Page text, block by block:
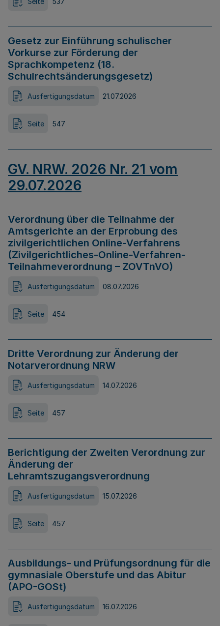
Gesetz zur Einführung schulischer
Vorkurse zur Förderung der
Sprachkompetenz (18.
Schulrechtsänderungsgesetz)
Ausfertigungsdatum 21.07.2026
Seite 547
GV. NRW. 2026 Nr. 21 vom
29.07.2026
Verordnung über die Teilnahme der
Amtsgerichte an der Erprobung des
zivilgerichtlichen Online-Verfahrens
(Zivilgerichtliches-Online-Verfahren-
Teilnahmeverordnung – ZOVTnVO)
Ausfertigungsdatum 08.07.2026
Seite 454
Dritte Verordnung zur Änderung der
Notarverordnung NRW
Ausfertigungsdatum 14.07.2026
Seite 457
Berichtigung der Zweiten Verordnung zur
Änderung der
Lehramtszugangsverordnung
Ausfertigungsdatum 15.07.2026
Seite 457
Ausbildungs- und Prüfungsordnung für die
gymnasiale Oberstufe und das Abitur
(APO-GOSt)
Ausfertigungsdatum 16.07.2026